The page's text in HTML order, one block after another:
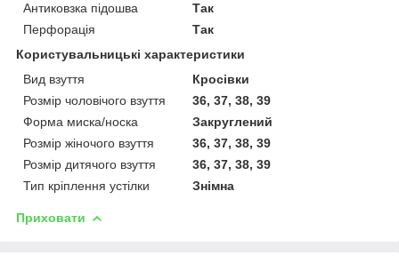
Антиковзка підошва
Так
Перфорація
Так
Користувальницькі характеристики
Вид взуття
Кросівки
Розмір чоловічого взуття
36, 37, 38, 39
Форма миска/носка
Закруглений
Розмір жіночого взуття
36, 37, 38, 39
Розмір дитячого взуття
36, 37, 38, 39
Тип кріплення устілки
Знімна
Приховати